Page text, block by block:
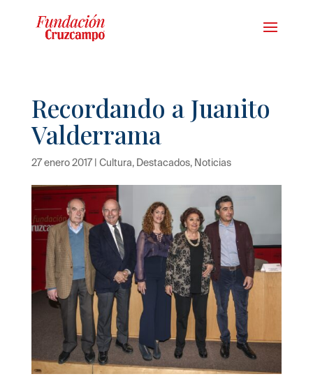
Recordando a Juanito
Valderrama
27 enero 2017| Cultura, Destacados, Noticias